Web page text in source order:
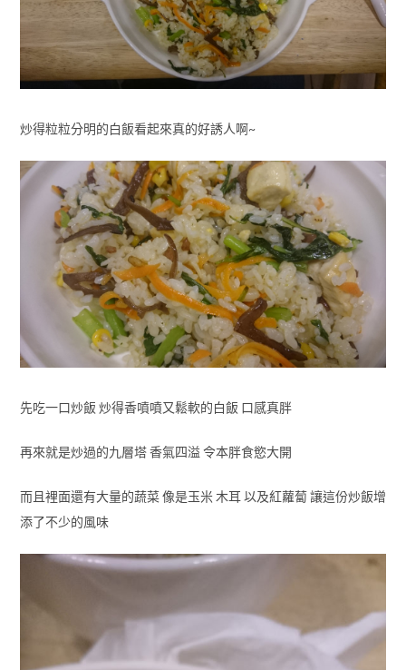
炒得粒粒分明的白飯看起來真的好誘人啊~
先吃一口炒飯 炒得香噴噴又鬆軟的白飯 口感真胖
再來就是炒過的九層塔 香氣四溢 令本胖食慾大開
而且裡面還有大量的蔬菜 像是玉米 木耳 以及紅蘿蔔 讓這份炒飯增
添了不少的風味